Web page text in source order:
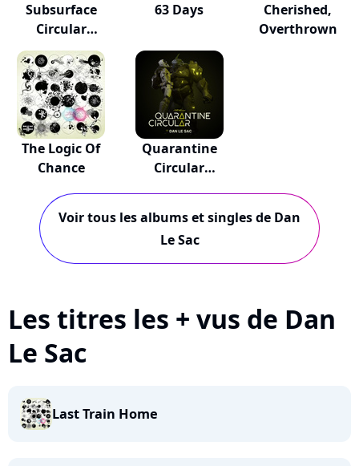
Subsurface
Circular
(Original...
63 Days
Cherished,
Overthrown
The Logic Of
Chance
Quarantine
Circular
Voir tous les albums et singles de Dan
Le Sac
Les titres les + vus de Dan
Le Sac
Last Train Home